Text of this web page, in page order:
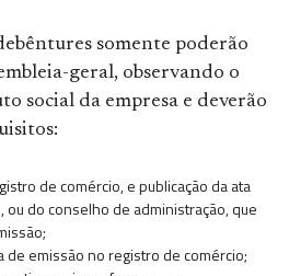
somente poderão
geral, observando o
social da empresa e deverão
de comércio, e publicação da ata
ou do conselho de administração, que
de emissão no registro de comércio;